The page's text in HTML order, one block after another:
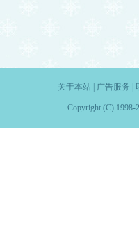
关于本站| 广告服务
Copyright (C) 1998-